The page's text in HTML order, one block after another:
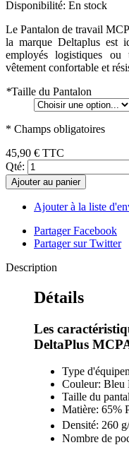
Disponibilité: En stock
Le Pantalon de travail
la marque Deltaplus est
employés logistiques ou
vêtement confortable et
*Taille du Pantalon
* Champs obligatoires
45,90 € TTC
Qté:
Ajouter au panier
Ajouter à la liste
Partager Facebook
Partager sur Twitter
Description
Détails
Les
DeltaPlus
Type
Couleur: Bleu
Taille du
Matière: 65%
Densité: 260
Nombre de